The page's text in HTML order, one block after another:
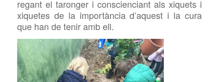
regant el taronger i conscienciant als xiquets i
xiquetes de la importància d’aquest i la cura
que han de tenir amb ell.